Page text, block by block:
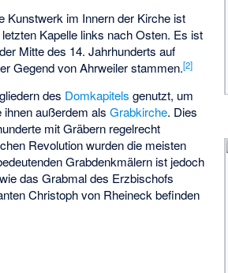
Kunstwerk im Innern der Kirche ist
Kapelle links nach Osten. Es ist
Mitte des 14. Jahrhunderts auf
Gegend von Ahrweiler stammen.[2]
des Domkapitels genutzt, um
ihnen außerdem alsGrabkirche. Dies
mit Gräbern regelrecht
Revolution wurden die meisten
Grabdenkmälern ist jedoch
das Grabmal des Erzbischofs
Christoph von Rheineck befinden